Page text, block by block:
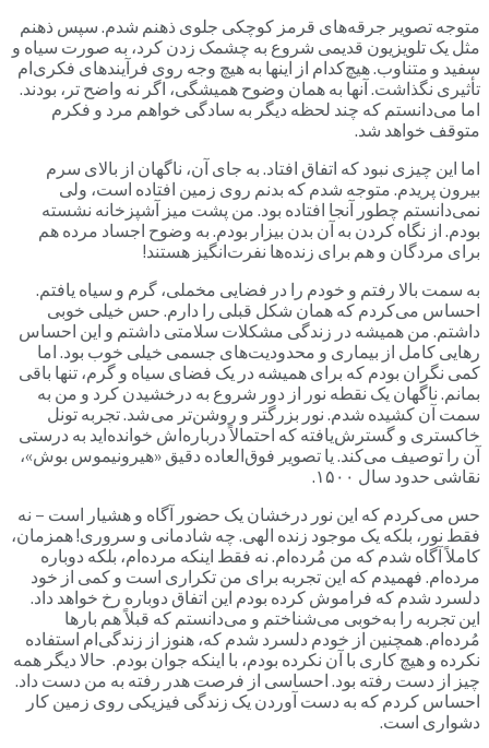
متوجه تصویر جرقه‌های قرمز کوچکی جلوی ذهنم شدم. سپس ذهنم
مثل یک تلویزیون قدیمی شروع به چشمک زدن کرد، به صورت سیاه و
سفید و متناوب. هیچ‌کدام از اینها به هیچ وجه روی فرآیندهای فکری‌ام
تأثیری نگذاشت. آنها به همان وضوح همیشگی، اگر نه واضح تر، بودند.
اما می‌دانستم که چند لحظه دیگر به سادگی خواهم مرد و فکرم
متوقف خواهد شد.
اما این چیزی نبود که اتفاق افتاد. به جای آن، ناگهان از بالای سرم
بیرون پریدم. متوجه شدم که بدنم روی زمین افتاده است، ولی
نمی‌دانستم چطور آنجا افتاده بود. من پشت میز آشپزخانه نشسته
بودم. از نگاه کردن به آن بدن بیزار بودم. به وضوح اجساد مرده هم
برای مردگان و هم برای زنده‌ها نفرت‌انگیز هستند!
به سمت بالا رفتم و خودم را در فضایی مخملی، گرم و سیاه یافتم.
احساس می‌کردم که همان شکل قبلی را دارم. حس خیلی خوبی
داشتم. من همیشه در زندگی مشکلات سلامتی داشتم و این احساس
رهایی کامل از بیماری و محدودیت‌های جسمی خیلی خوب بود. اما
کمی نگران بودم که برای همیشه در یک فضای سیاه و گرم، تنها باقی
بمانم. ناگهان یک نقطه نور از دور شروع به درخشیدن کرد و من به
سمت آن کشیده شدم. نور بزرگتر و روشن‌تر می شد. تجربه تونل
خاکستری و گسترش‌یافته که احتمالاً درباره‌اش خوانده‌اید به درستی
آن را توصیف می‌کند. یا تصویر فوق‌العاده دقیق «هیرونیموس بوش»،
نقاشی حدود سال ۱۵۰۰.
حس می‌کردم که این نور درخشان یک حضور آگاه و هشیار است – نه
فقط نور، بلکه یک موجود زنده الهی. چه شادمانی و سروری! همزمان،
کاملاً آگاه شدم که من مُرده‌ام. نه فقط اینکه مرده‌ام، بلکه دوباره
مرده‌ام. فهمیدم که این تجربه برای من تکراری است و کمی از خود
دلسرد شدم که فراموش کرده بودم این اتفاق دوباره رخ خواهد داد.
این تجربه را به‌خوبی می‌شناختم و می‌دانستم که قبلاً هم بارها
مُرده‌ام. همچنین از خودم دلسرد شدم که، هنوز از زندگی‌ام استفاده
نکرده و هیچ کاری با آن نکرده بودم، با اینکه جوان بودم. حالا دیگر همه
چیز از دست رفته بود. احساسی از فرصت هدر رفته به من دست داد.
احساس کردم که به دست آوردن یک زندگی فیزیکی روی زمین کار
دشواری است.